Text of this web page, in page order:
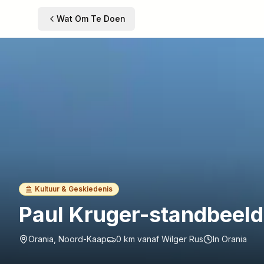
Wat Om Te Doen
Kultuur & Geskiedenis
Paul Kruger-standbeeld
Orania, Noord-Kaap 0 km vanaf Wilger Rus In Orania